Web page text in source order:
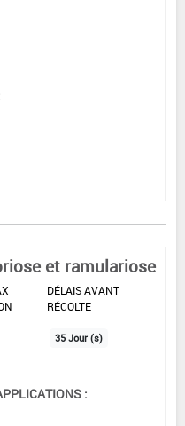
et ramulariose
DÉLAIS AVANT
RÉCOLTE
35 Jour (s)
: